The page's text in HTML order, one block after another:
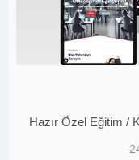
Hazır Özel Eğitim /